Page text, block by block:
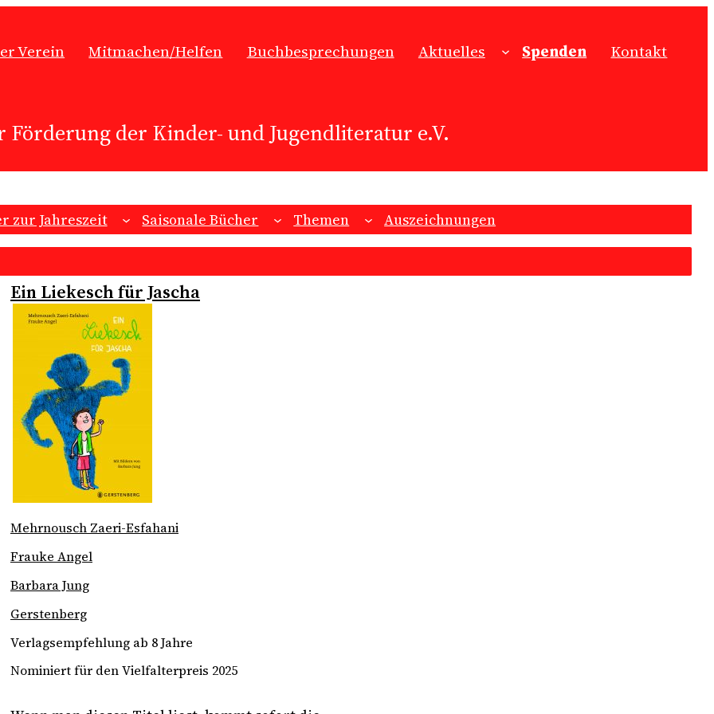
Verein Mitmachen/Helfen Buchbesprechungen Aktuelles Spenden Kontakt
Förderung der Kinder- und Jugendliteratur e.V.
zur Jahreszeit Saisonale Bücher Themen Auszeichnungen
Ein Liekesch für Jascha
Mehrnousch Zaeri-Esfahani
Frauke Angel
Barbara Jung
Gerstenberg
Verlagsempfehlung ab 8 Jahre
Nominiert für den Vielfalterpreis 2025